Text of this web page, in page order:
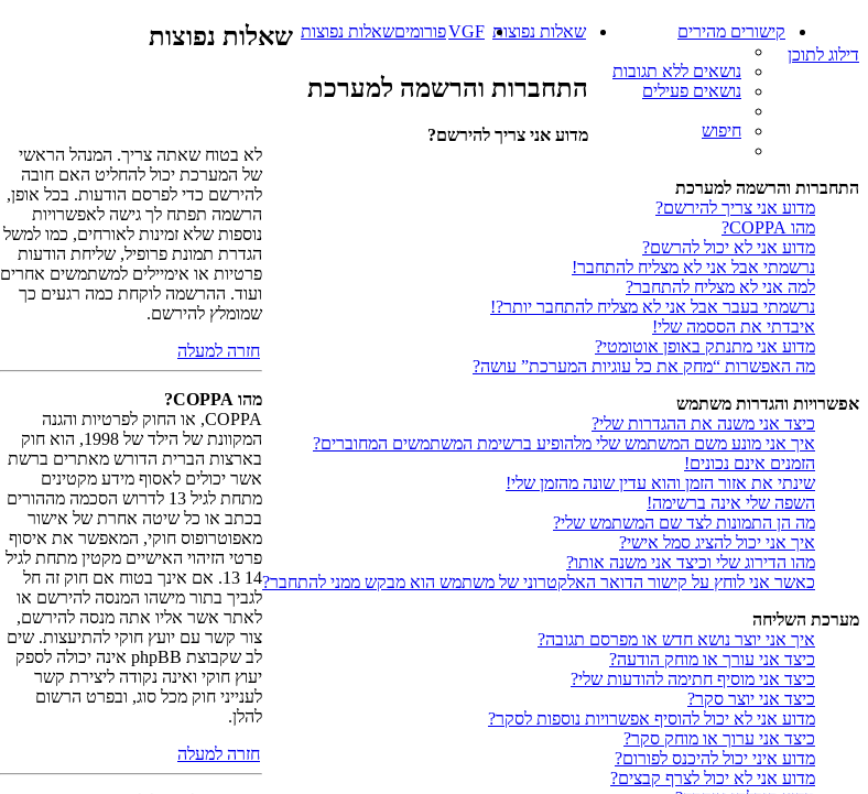
דילוג לתוכן
קישורים מהירים
נושאים ללא תגובות
נושאים פעילים
חיפוש
שאלות נפוצות VGFפורומיםשאלות נפוצות שאלות נפוצות
התחברות והרשמה למערכת
מדוע אני צריך להירשם?
מהו COPPA?
מדוע אני לא יכול להרשם?
נרשמתי אבל אני לא מצליח להתחבר!
למה אני לא מצליח להתחבר?
נרשמתי בעבר אבל אני לא מצליח להתחבר יותר?!
איבדתי את הססמה שלי!
מדוע אני מתנתק באופן אוטומטי?
מה האפשרות “מחק את כל עוגיות המערכת” עושה?
אפשרויות והגדרות משתמש
כיצד אני משנה את ההגדרות שלי?
איך אני מונע משם המשתמש שלי מלהופיע ברשימת המשתמשים המחוברים?
הזמנים אינם נכונים!
שינתי את אזור הזמן והוא עדין שונה מהזמן שלי!
השפה שלי אינה ברשימה!
מה הן התמונות לצד שם המשתמש שלי?
איך אני יכול להציג סמל אישי?
מהו הדירוג שלי וכיצד אני משנה אותו?
כאשר אני לוחץ על קישור הדואר האלקטרוני של משתמש הוא מבקש ממני להתחבר?
מערכת השליחה
איך אני יוצר נושא חדש או מפרסם תגובה?
כיצד אני עורך או מוחק הודעה?
כיצד אני מוסיף חתימה להודעות שלי?
כיצד אני יוצר סקר?
מדוע אני לא יכול להוסיף אפשרויות נוספות לסקר?
כיצד אני ערוך או מוחק סקר?
מדוע איני יכול להיכנס לפורום?
מדוע אני לא יכול לצרף קבצים?
התחברות והרשמה למערכת
מדוע אני צריך להירשם?
לא בטוח שאתה צריך. המנהל הראשי
של המערכת יכול להחליט האם חובה
להירשם כדי לפרסם הודעות. בכל אופן,
הרשמה תפתח לך גישה לאפשרויות
נוספות שלא זמינות לאורחים, כמו למשל
הגדרת תמונת פרופיל, שליחת הודעות
פרטיות או אימיילים למשתמשים אחרים
ועוד. ההרשמה לוקחת כמה רגעים כך
שמומלץ להירשם.
חזרה למעלה
מהו COPPA?
COPPA, או החוק לפרטיות והגנה
המקוונת של הילד של 1998, הוא חוק
בארצות הברית הדורש מאתרים ברשת
אשר יכולים לאסוף מידע מקטינים
מתחת לגיל 13 לדרוש הסכמה מההורים
בכתב או כל שיטה אחרת של אישור
מאפוטרופוס חוקי, המאפשר את איסוף
פרטי הזיהוי האישיים מקטין מתחת לגיל
14 13. אם אינך בטוח אם חוק זה חל
לגביך בתור מישהו המנסה להירשם או
לאתר אשר אליו אתה מנסה להירשם,
צור קשר עם יועץ חוקי להתיעצות. שים
לב שקבוצת phpBB אינה יכולה לספק
יעוץ חוקי ואינה נקודה ליצירת קשר
לענייני חוק מכל סוג, ובפרט הרשום
להלן.
חזרה למעלה